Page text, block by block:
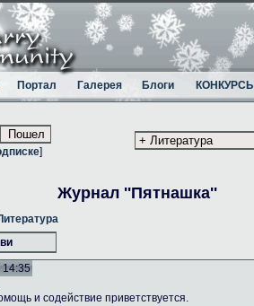
Портал Галерея Блоги КОНКУРСЫ
]
Журнал ''Пятнашка''
14:35
и содействие приветствуется.